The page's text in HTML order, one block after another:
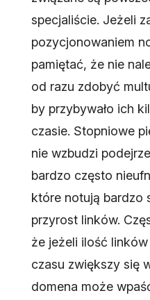
specjaliście. Jeżeli
pozycjonowaniem
pamiętać, że nie
od razu zdobyć
by przybywało ich
czasie. Stopniowe
nie wzbudzi
bardzo często
które notują bardzo
przyrost linków.
że jeżeli ilość
czasu zwiększy się
domena może